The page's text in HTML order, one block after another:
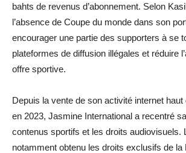
bahts de revenus d’abonnement. Selon
l’absence de Coupe du monde dans son
encourager une partie des supporters à se
plateformes de diffusion illégales et réduire
offre sportive.
Depuis la vente de son activité internet haut
en 2023, Jasmine International a recentré
contenus sportifs et les droits audiovisuels.
notamment obtenu les droits exclusifs de la